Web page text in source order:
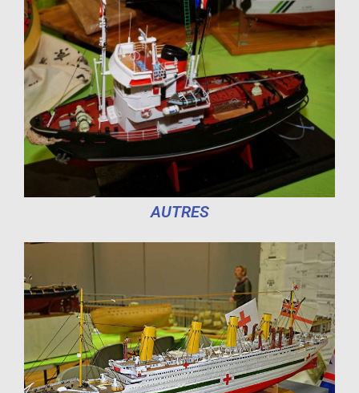
AUTRES